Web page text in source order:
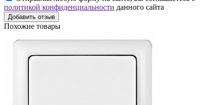
политикой конфиденциальности данного сайта
Добавить отзыв
Похожие товары